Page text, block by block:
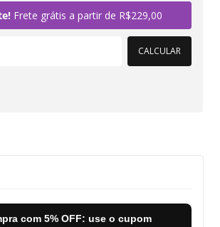
Frete grátis a partir de R$229,00
CALCULAR
com 5% OFF: use o cupom